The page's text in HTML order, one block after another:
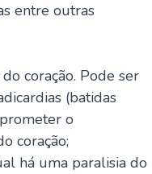
entre outras
coração. Pode ser
(batidas
o
coração;
há uma paralisia do